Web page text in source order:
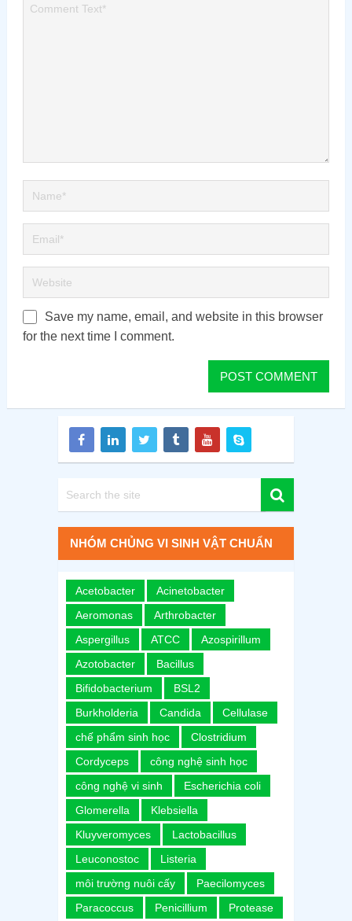
Save my name, email, and website in this browser
for the next time I comment.
NHÓM CHỦNG VI SINH VẬT CHUẨN
Acetobacter
Acinetobacter
Aeromonas
Arthrobacter
Aspergillus
ATCC
Azospirillum
Azotobacter
Bacillus
Bifidobacterium
BSL2
Burkholderia
Candida
Cellulase
chế phẩm sinh học
Clostridium
Cordyceps
công nghệ sinh học
công nghệ vi sinh
Escherichia coli
Glomerella
Klebsiella
Kluyveromyces
Lactobacillus
Leuconostoc
Listeria
môi trường nuôi cấy
Paecilomyces
Paracoccus
Penicillium Protease